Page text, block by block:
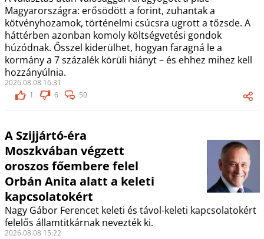
Magyarországra: erősödött a forint, zuhantak a
kötvényhozamok, történelmi csúcsra ugrott a tőzsde. A
háttérben azonban komoly költségvetési gondok
húzódnak. Ősszel kiderülhet, hogyan faragná le a
kormány a 7 százalék körüli hiányt – és ehhez mihez kell
hozzányúlnia.
2026.08.08 16:31
1
6 50
A Szijjártó-éra
Moszkvában végzett
oroszos főembere felel
Orbán Anita alatt a keleti
kapcsolatokért
Nagy Gábor Ferencet keleti és távol-keleti kapcsolatokért
felelős államtitkárnak nevezték ki.
2026.08.08 15:22